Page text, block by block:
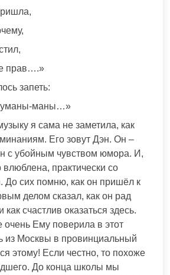
прав….»
запеть:
маны…»
я сама не заметила, как
Его зовут Дэн. Он –
с убойным чувством юмора. И,
влюблена, практически со
До сих помню, как он пришёл к
делом сказал, как он рад
как счастлив оказаться здесь.
очень Ему поверила в этот
из Москвы в провинциальный
этому! Если честно, то похоже
До конца школы мы